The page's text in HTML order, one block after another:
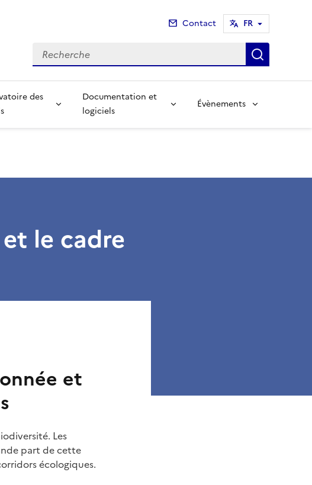
Contact FR
Recherche
des
Documentation et
logiciels
Évènements
le cadre
et
Les
part de cette
écologiques.